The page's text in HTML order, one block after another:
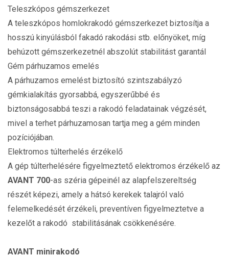
Teleszkópos gémszerkezet
A teleszkópos homlokrakodó gémszerkezet biztosítja a
hosszú kinyúlásból fakadó rakodási stb. előnyöket, míg
behúzott gémszerkezetnél abszolút stabilitást garantál
Gém párhuzamos emelés
A párhuzamos emelést biztosító szintszabályzó
gémkialakítás gyorsabbá, egyszerűbbé és
biztonságosabbá teszi a rakodó feladatainak végzését,
mivel a terhet párhuzamosan tartja meg a gém minden
pozíciójában.
Elektromos túlterhelés érzékelő
A gép túlterhelésére figyelmeztető elektromos érzékelő az
AVANT 700-as széria gépeinél az alapfelszereltség
részét képezi, amely a hátsó kerekek talajról való
felemelkedését érzékeli, preventíven figyelmeztetve a
kezelőt a rakodó stabilitásának csökkenésére.
AVANT minirakodó